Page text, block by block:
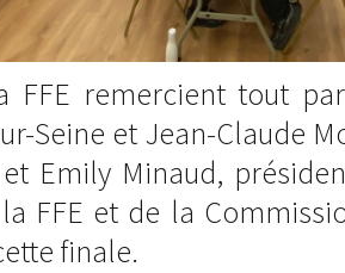
FFE remercient tout
Seine et Jean-Claude
Emily Minaud,
FFE et de la
finale.